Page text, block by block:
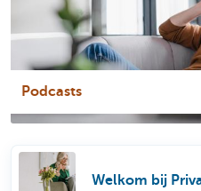
Podcasts
Welkom bij